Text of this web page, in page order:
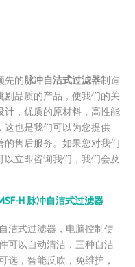
先的 脉冲自洁式过滤器制造
剔品质的产品，使我们的关
计，优质的原材料，高性能
这也是我们可以为您提供
的售后服务。如果您对我们
以立即咨询我们，我们会及
H 脉冲自洁式过滤器
洁式过滤器，电脑控制使
可以自动清洁，三种自洁
选，智能反吹，免维护，